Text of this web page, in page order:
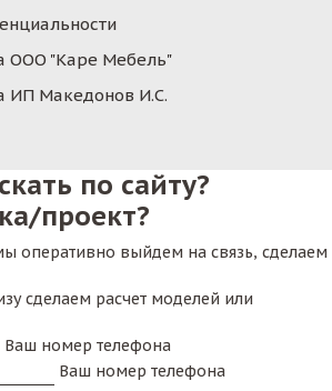
ООО "Каре Мебель"
ИП Македонов И.С.
по сайту?
проект?
оперативно выйдем на связь, сделаем
сделаем расчет моделей или
Ваш номер телефона
Ваш номер телефона